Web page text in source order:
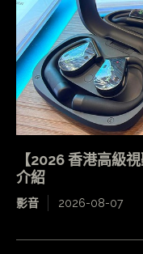
【2026 香港高級
介紹
影音 2026-08-07